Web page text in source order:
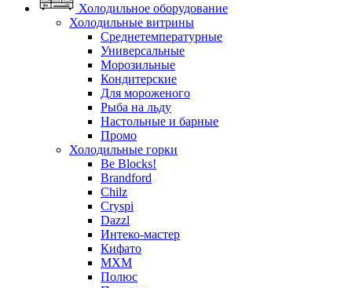
Холодильное оборудование
Холодильные витрины
Среднетемпературные
Универсальные
Морозильные
Кондитерские
Для мороженого
Рыба на льду
Настольные и барные
Промо
Холодильные горки
Be Blocks!
Brandford
Chilz
Cryspi
Dazzl
Интеко-мастер
Кифато
МХМ
Полюс